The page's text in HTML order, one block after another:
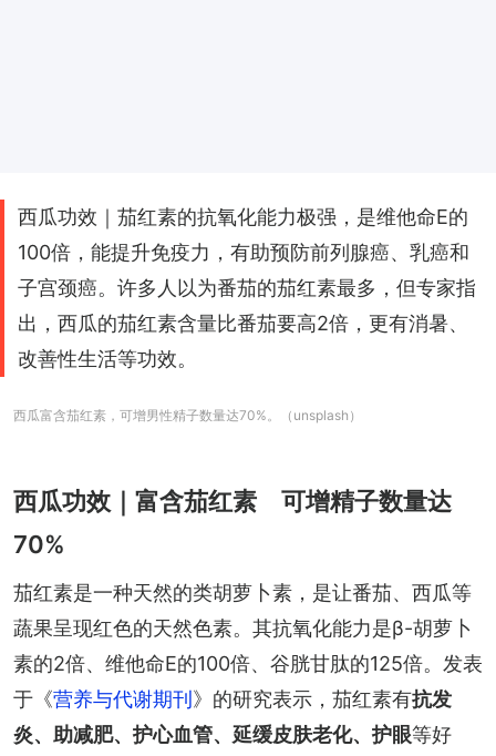
西瓜功效｜茄红素的抗氧化能力极强，是维他命E的
100倍，能提升免疫力，有助预防前列腺癌、乳癌和
子宫颈癌。许多人以为番茄的茄红素最多，但专家指
出，西瓜的茄红素含量比番茄要高2倍，更有消暑、
改善性生活等功效。
西瓜富含茄红素，可增男性精子数量达70%。（unsplash）
西瓜功效｜富含茄红素 可增精子数量达
70%
茄红素是一种天然的类胡萝卜素，是让番茄、西瓜等
蔬果呈现红色的天然色素。其抗氧化能力是β-胡萝卜
素的2倍、维他命E的100倍、谷胱甘肽的125倍。发表
于《营养与代谢期刊》的研究表示，茄红素有抗发
炎、助减肥、护心血管、延缓皮肤老化、护眼等好